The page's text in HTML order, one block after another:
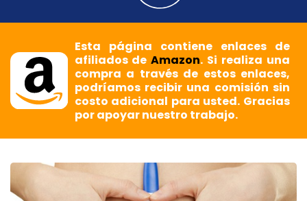
Esta página contiene enlaces de
afiliados deAmazon. Si realiza una
compra a través de estos enlaces,
podríamos recibir una comisión sin
costo adicional para usted. Gracias
por apoyar nuestro trabajo.